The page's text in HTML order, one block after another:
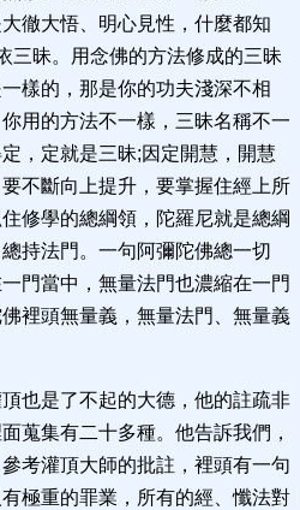
徹大悟、明心見性，什麼都知
三昧。用念佛的方法修成的三昧
樣的，那是你的功夫淺深不相
用的方法不一樣，三昧名稱不一
，定就是三昧;因定開慧，開慧
不斷向上提升，要掌握住經上所
修學的總綱領，陀羅尼就是總綱
持法門。一句阿彌陀佛總一切
門當中，無量法門也濃縮在一門
裡頭無量義，無量法門、無量義
也是了不起的大德，他的註疏非
蒐集有二十多種。他告訴我們，
考灌頂大師的批註，裡頭有一句
極重的罪業，所有的經、懺法對